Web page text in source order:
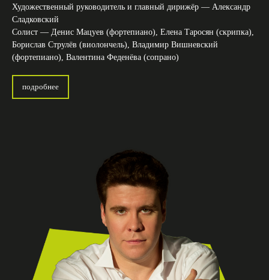
Художественный руководитель и главный дирижёр — Александр
Сладковский
Солист — Денис Мацуев (фортепиано), Елена Таросян (скрипка),
Борислав Струлёв (виолончель), Владимир Вишневский
(фортепиано), Валентина Феденёва (сопрано)
подробнее